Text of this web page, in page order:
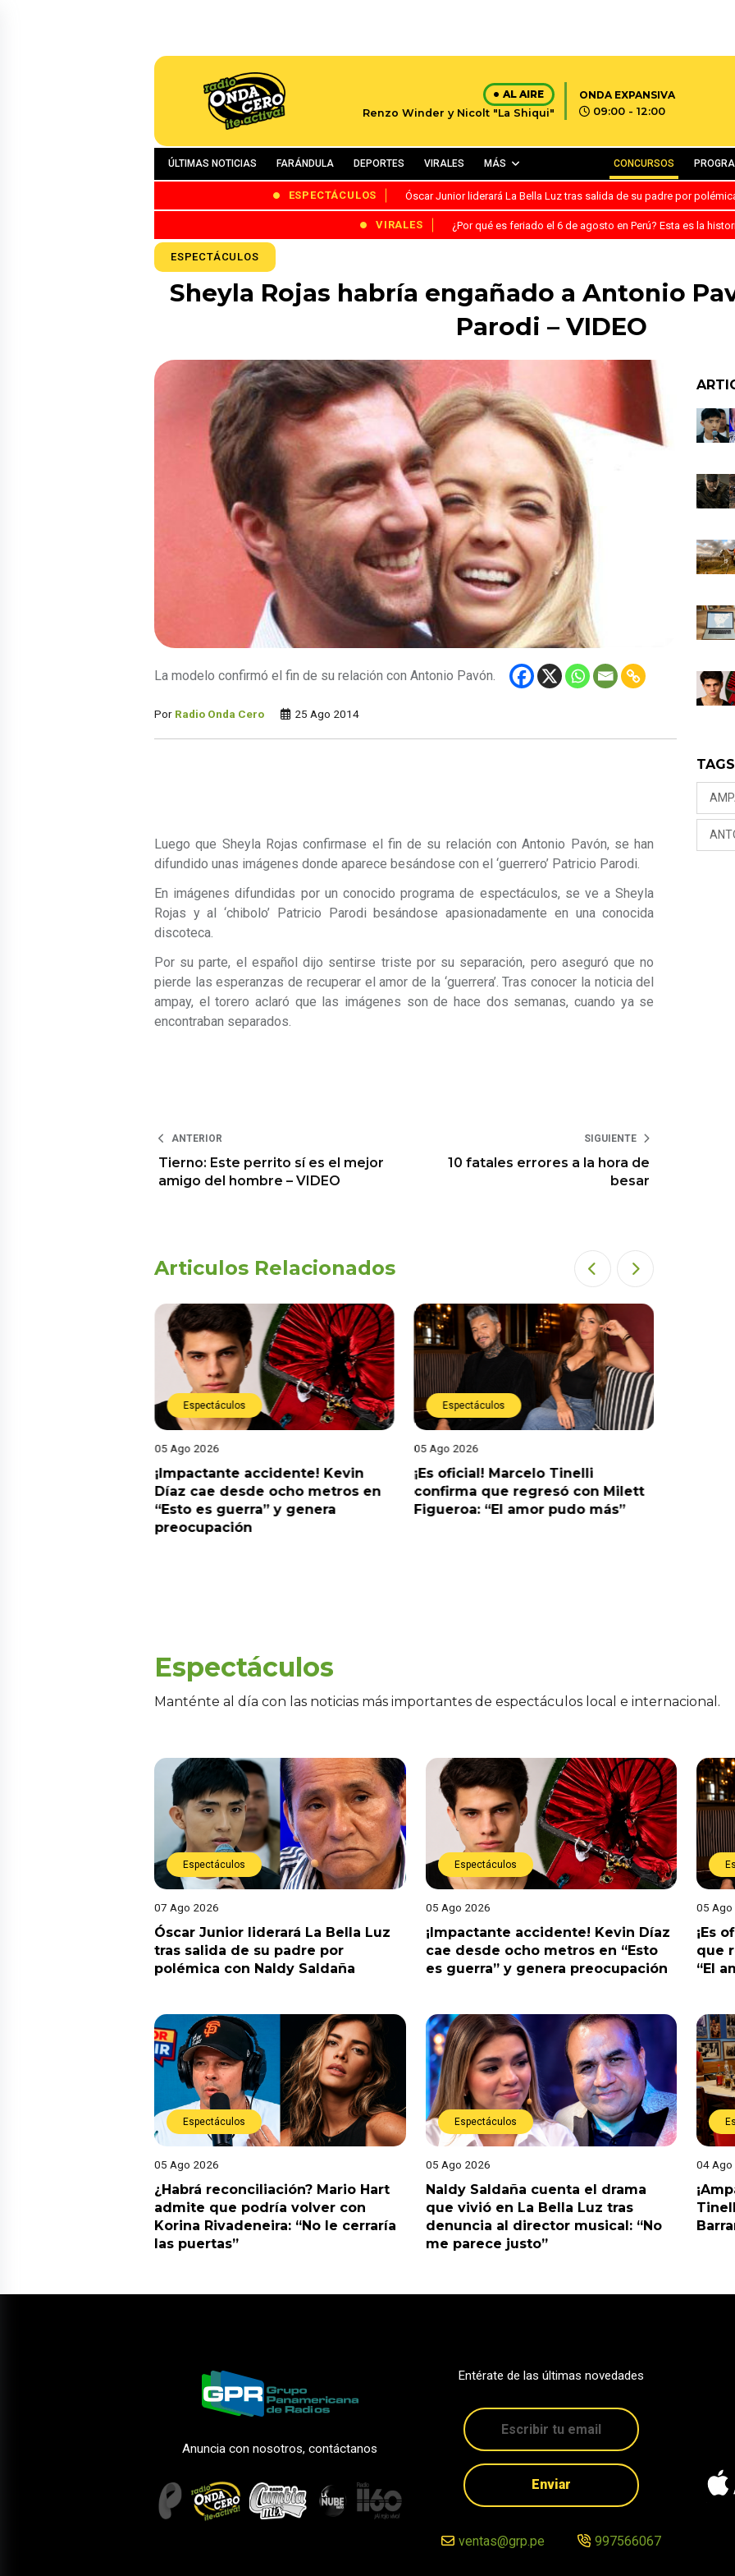
AL AIRE
Renzo Winder y Nicolt "La Shiqui"
ONDA EXPANSIVA
09:00 - 12:00
ÚLTIMAS NOTICIAS FARÁNDULA DEPORTES VIRALES MÁS CONCURSOS
ESPECTÁCULOS Óscar Junior liderará La Bella Luz tras salida de su padre por
VIRALES ¿Por qué es feriado el 6 de agosto en Perú? Esta es la
ESPECTÁCULOS
Sheyla Rojas habría engañado a Antonio
Parodi – VIDEO
La modelo confirmó el fin de su relación con Antonio Pavón.
Por Radio Onda Cero 25 Ago 2014
Luego que Sheyla Rojas confirmase el fin de su relación con Antonio Pavón, se han
difundido unas imágenes donde aparece besándose con el ‘guerrero’ Patricio Parodi.
En imágenes difundidas por un conocido programa de espectáculos, se ve a Sheyla
Rojas y al ‘chibolo’ Patricio Parodi besándose apasionadamente en una conocida
discoteca.
Por su parte, el español dijo sentirse triste por su separación, pero aseguró que no
pierde las esperanzas de recuperar el amor de la ‘guerrera’. Tras conocer la noticia del
ampay, el torero aclaró que las imágenes son de hace dos semanas, cuando ya se
encontraban separados.
ANTERIOR
Tierno: Este perrito sí es el mejor
amigo del hombre – VIDEO
SIGUIENTE
10 fatales errores a la hora de
besar
Articulos Relacionados
Espectáculos
05 Ago 2026
¡Impactante accidente! Kevin
Díaz cae desde ocho metros en
“Esto es guerra” y genera
preocupación
Espectáculos
05 Ago 2026
¡Es oficial! Marcelo Tinelli
confirma que regresó con Milett
Figueroa: “El amor pudo más”
TAGS
Espectáculos
Manténte al día con las noticias más importantes de espectáculos local e internacional.
Espectáculos
07 Ago 2026
Óscar Junior liderará La Bella Luz
tras salida de su padre por
polémica con Naldy Saldaña
Espectáculos
05 Ago 2026
¡Impactante accidente! Kevin Díaz
cae desde ocho metros en “Esto
es guerra” y genera preocupación
05 Ago
¡Es
que
“El
Espectáculos
05 Ago 2026
¿Habrá reconciliación? Mario Hart
admite que podría volver con
Korina Rivadeneira: “No le cerraría
las puertas”
Espectáculos
05 Ago 2026
Naldy Saldaña cuenta el drama
que vivió en La Bella Luz tras
denuncia al director musical: “No
me parece justo”
04 Ago
Anuncia con nosotros, contáctanos
Entérate de las últimas novedades
Enviar
ventas@grp.pe 997566067